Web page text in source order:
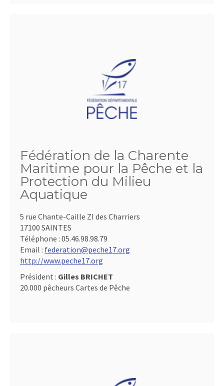
Fédération de la Charente
Maritime pour la Pêche et la
Protection du Milieu
Aquatique
5 rue Chante-Caille ZI des Charriers
17100 SAINTES
Téléphone : 05.46.98.98.79
Email : federation@peche17.org
http://www.peche17.org
Président : Gilles BRICHET
20.000 pêcheurs Cartes de Pêche